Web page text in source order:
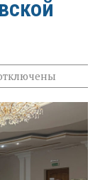
наблюдателей